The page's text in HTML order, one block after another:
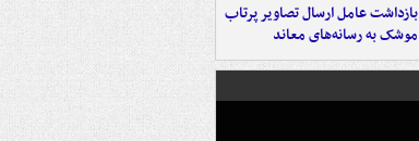
بازداشت عامل ارسال تصاویر پرتاب
موشک به رسانه‌های معاند